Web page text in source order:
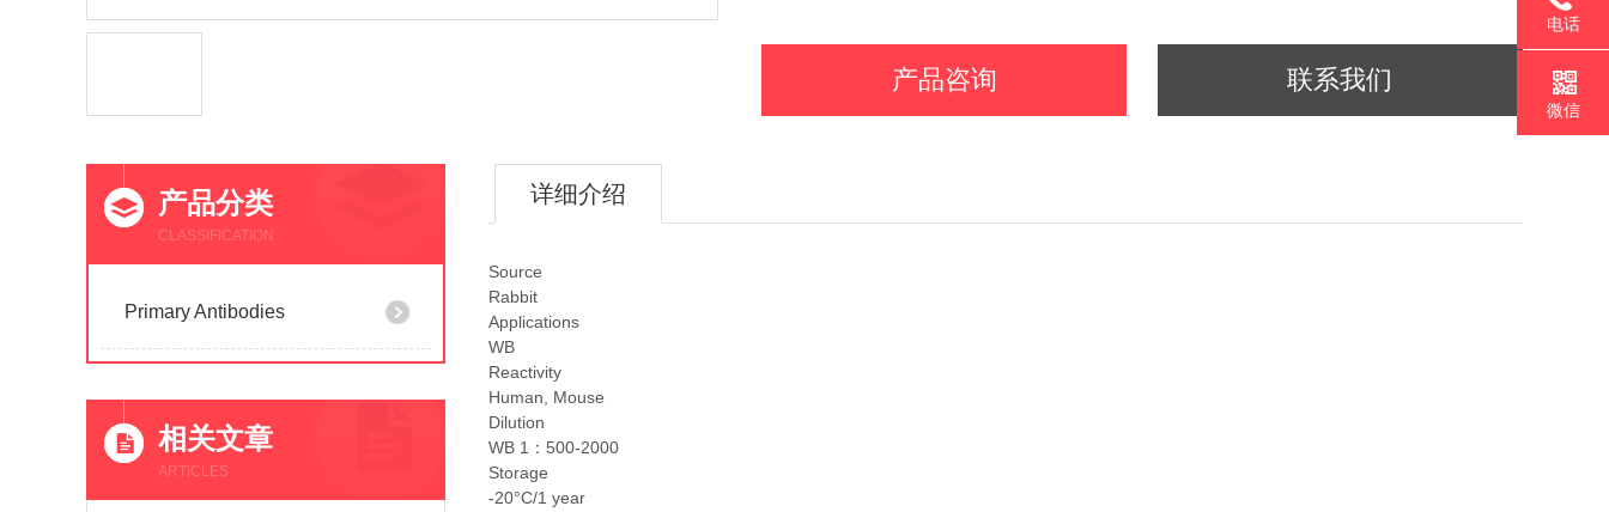
产品咨询 联系我们
产品分类
CLASSIFICATION
Primary Antibodies
相关文章
ARTICLES
详细介绍
Source
Rabbit
Applications
WB
Reactivity
Human, Mouse
Dilution
WB 1：500-2000
Storage
-20°C/1 year
电话
微信